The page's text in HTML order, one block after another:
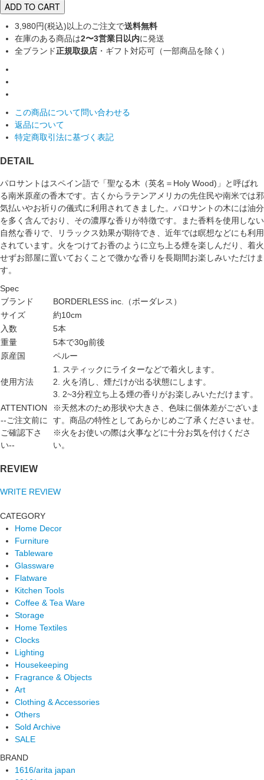
ADD TO CART
3,980円(税込)以上のご注文で送料無料
在庫のある商品は2〜3営業日以内に発送
全ブランド正規取扱店 ・ギフト対応可（一部商品を除く）
この商品について問い合わせる
返品について
特定商取引法に基づく表記
DETAIL
パロサントはスペイン語で「聖なる木（英名＝Holy Wood)」と呼ばれ
る南米原産の香木です。古くからラテンアメリカの先住民や南米では邪
気払いやお祈りの儀式に利用されてきました。パロサントの木には油分
を多く含んでおり、その濃厚な香りが特徴です。また香料を使用しない
自然な香りで、リラックス効果が期待でき、近年では瞑想などにも利用
されています。火をつけてお香のように立ち上る煙を楽しんだり、着火
せずお部屋に置いておくことで微かな香りを長期間お楽しみいただけま
す。
Spec
ブランド
BORDERLESS inc.（ボーダレス）
サイズ
約10cm
入数
5本
重量
5本で30g前後
原産国
ペルー
使用方法
1. スティックにライターなどで着火します。
2. 火を消し、煙だけが出る状態にします。
3. 2~3分程立ち上る煙の香りがお楽しみいただけます。
ATTENTION
--ご注文前に
ご確認下さ
い--
※天然木のため形状や大きさ、色味に個体差がございま
す。商品の特性としてあらかじめご了承くださいませ。
※火をお使いの際は火事などに十分お気を付けくださ
い。
REVIEW
WRITE REVIEW
CATEGORY
Home Decor
Furniture
Tableware
Glassware
Flatware
Kitchen Tools
Coffee & Tea Ware
Storage
Home Textiles
Clocks
Lighting
Housekeeping
Fragrance & Objects
Art
Clothing & Accessories
Others
Sold Archive
SALE
BRAND
1616/arita japan